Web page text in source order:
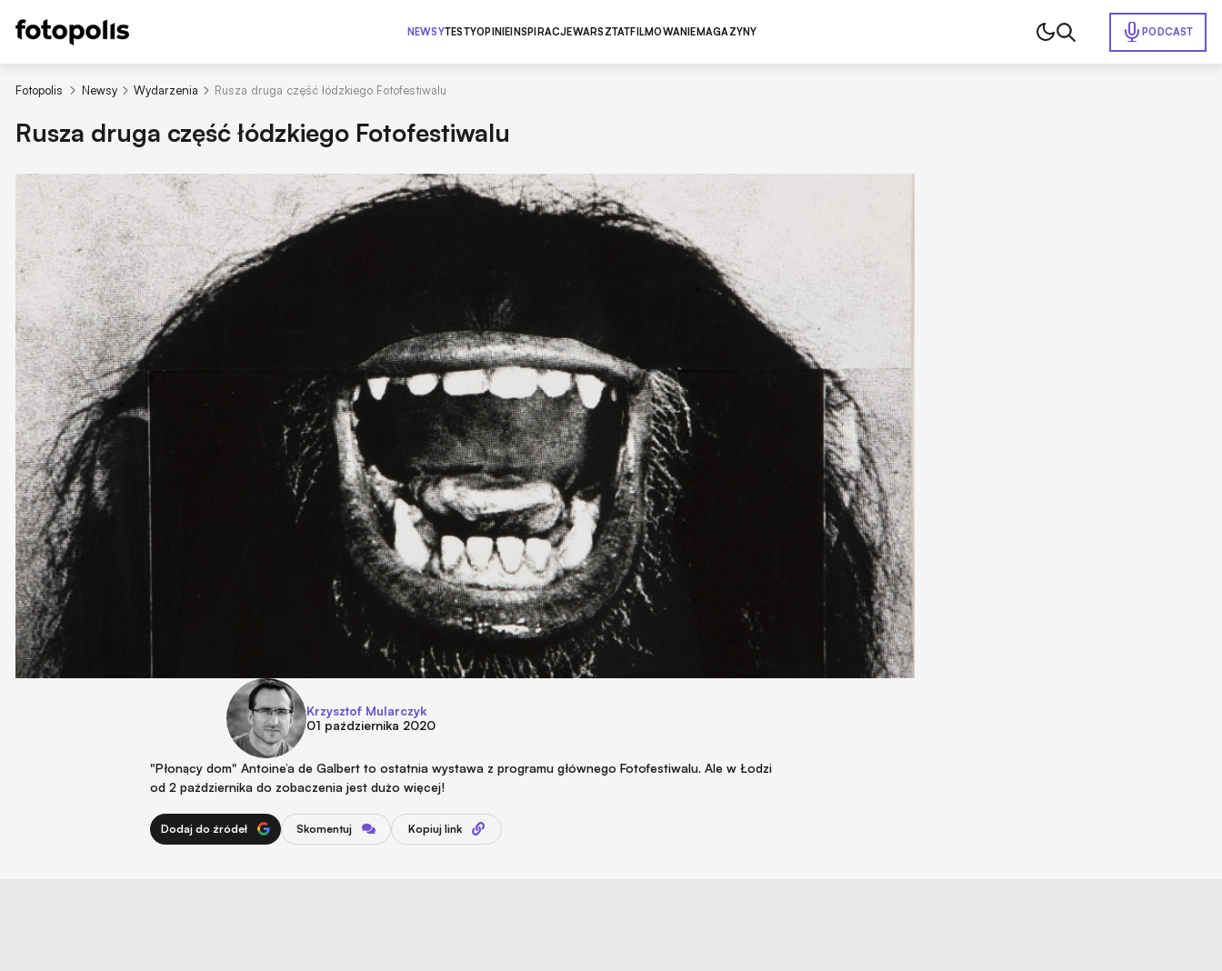
NEWSYTESTYOPINIEINSPIRACJEWARSZTATFILMOWANIEMAGAZYNY PODCAST
Fotopolis Newsy Wydarzenia Rusza druga część łódzkiego Fotofestiwalu
Rusza druga część łódzkiego Fotofestiwalu
Krzysztof Mularczyk
01 października 2020
"Płonący dom" Antoine’a de Galbert to ostatnia wystawa z programu głównego Fotofestiwalu. Ale w Łodzi
od 2 października do zobaczenia jest dużo więcej!
Dodaj do źródeł Skomentuj Kopiuj link